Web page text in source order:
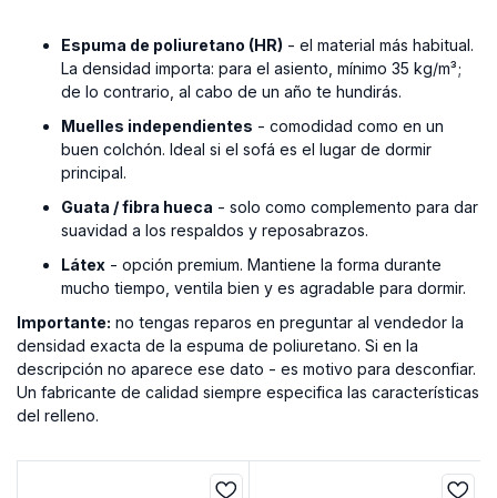
Espuma de poliuretano (HR) - el material más habitual.
La densidad importa: para el asiento, mínimo 35 kg/m³;
de lo contrario, al cabo de un año te hundirás.
Muelles independientes - comodidad como en un
buen colchón. Ideal si el sofá es el lugar de dormir
principal.
Guata / fibra hueca - solo como complemento para dar
suavidad a los respaldos y reposabrazos.
Látex - opción premium. Mantiene la forma durante
mucho tiempo, ventila bien y es agradable para dormir.
Importante: no tengas reparos en preguntar al vendedor la
densidad exacta de la espuma de poliuretano. Si en la
descripción no aparece ese dato - es motivo para desconfiar.
Un fabricante de calidad siempre especifica las características
del relleno.